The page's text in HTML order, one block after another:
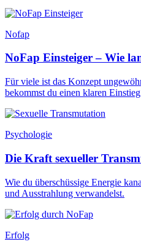
Nofap
NoFap Einsteiger – Wie
Für viele ist das Konzept
bekommst du einen klaren
Psychologie
Die Kraft sexueller
Wie du überschüssige Energie
und Ausstrahlung verwandelst.
Erfolg